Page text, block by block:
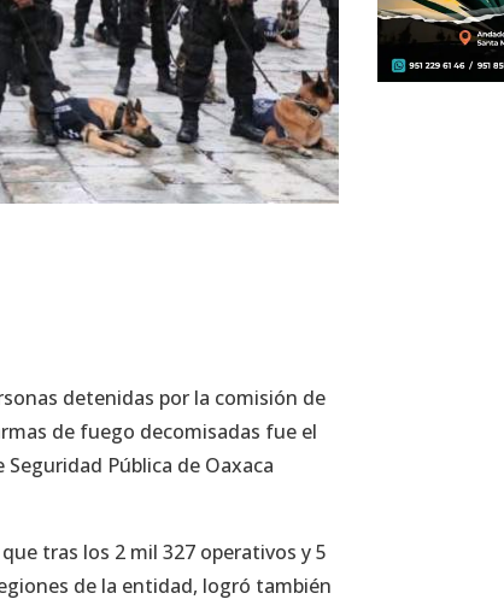
detenidas por la comisión de
de fuego decomisadas fue el
Pública de Oaxaca
tras los 2 mil 327 operativos y 5
de la entidad, logró también